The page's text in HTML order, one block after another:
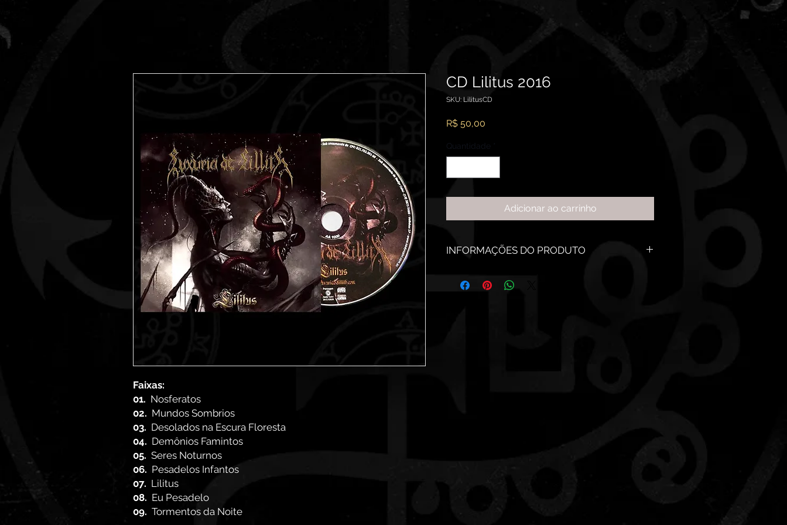
Faixas:
01. Nosferatos
02. Mundos Sombrios
03. Desolados na Escura Floresta
04. Demônios Famintos
05. Seres Noturnos
06. Pesadelos Infantos
07. Lilitus
08. Eu Pesadelo
09. Tormentos da Noite
CD Lilitus 2016
SKU: LilitusCD
R$ 50,00
Quantidade *
Adicionar ao carrinho
INFORMAÇÕES DO PRODUTO
horas.